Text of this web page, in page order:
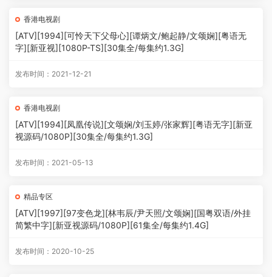
香港电视剧
[ATV][1994][可怜天下父母心][谭炳文/鲍起静/文颂娴][粤语无
字][新亚视][1080P-TS][30集全/每集约1.3G]
发布时间：2021-12-21
香港电视剧
[ATV][1994][凤凰传说][文颂娴/刘玉婷/张家辉][粤语无字][新亚
视源码/1080P][30集全/每集约1.3G]
发布时间：2021-05-13
精品专区
[ATV][1997][97变色龙][林韦辰/尹天照/文颂娴][国粤双语/外挂
简繁中字][新亚视源码/1080P][61集全/每集约1.4G]
发布时间：2020-10-25